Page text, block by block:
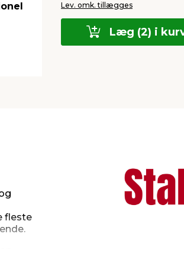
Lev. omk. tillægges
Læg (2) i
fleste